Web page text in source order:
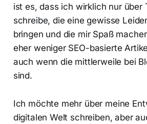
ist es, dass ich wirklich nur über
schreibe, die eine gewisse
bringen und die mir Spaß
eher weniger SEO-basierte
auch wenn die mittlerweile bei
sind.
Ich möchte mehr über meine
digitalen Welt schreiben, aber